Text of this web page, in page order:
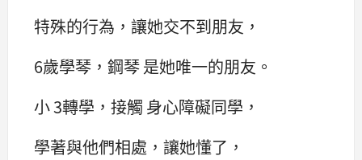
特殊的行為，讓她交不到朋友，
6歲學琴，鋼琴 是她唯一的朋友。
小 3轉學，接觸 身心障礙同學，
學著與他們相處，讓她懂了，